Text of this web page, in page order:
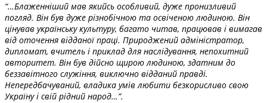
“…Блаженніший мав якийсь особливий, дуже пронизливий
погляд. Він був дуже різнобічною та освіченою людиною. Він
цінував українську культуру, багато читав, працював і вимагав
від оточення відданої праці. Природжений адміністратор,
дипломат, вчитель і приклад для наслідування, непохитний
авторитет. Він був дійсно щирою людиною, здатним до
беззавітного служіння, виключно відданий правді.
Непередбачуваний, владика умів любити безкорисливо свою
Україну і свій рідний народ…”.